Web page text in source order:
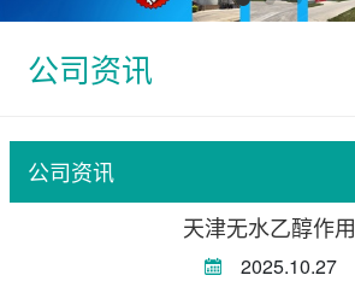
公司资讯
公司资讯
天津无水乙醇作用
2025.10.27